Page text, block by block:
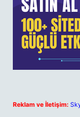
Reklam ve İletişim: